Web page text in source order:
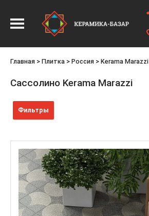
Главная > Плитка > Россия > Kerama Marazzi
Сассолино Kerama Marazzi
Фильтры